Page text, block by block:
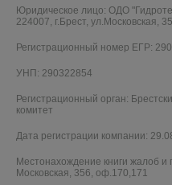
Юридическое лицо: ОДО
224007, г.Брест, ул.Московская,
Регистрационный номер ЕГР:
УНП: 290322854
Регистрационный орган:
комитет
Дата регистрации компании:
Местонахождение книги жалоб и
Московская, 356, оф.170,171